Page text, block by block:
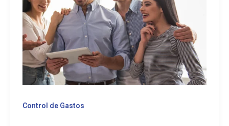
Control de Gastos